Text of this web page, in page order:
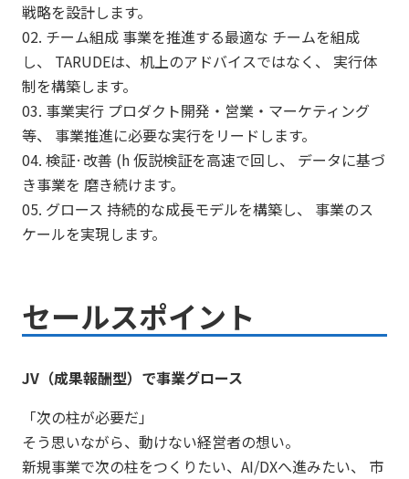
戦略を設計します。
02. チーム組成 事業を推進する最適な チームを組成
し、 TARUDEは、机上のアドバイスではなく、 実行体
制を構築します。
03. 事業実行 プロダクト開発・営業・マーケティング
等、 事業推進に必要な実行をリードします。
04. 検証·改善 (h 仮説検証を高速で回し、 データに基づ
き事業を 磨き続けます。
05. グロース 持続的な成長モデルを構築し、 事業のス
ケールを実現します。
セールスポイント
JV（成果報酬型）で事業グロース
「次の柱が必要だ」
そう思いながら、動けない経営者の想い。
新規事業で次の柱をつくりたい、AI/DXへ進みたい、 市